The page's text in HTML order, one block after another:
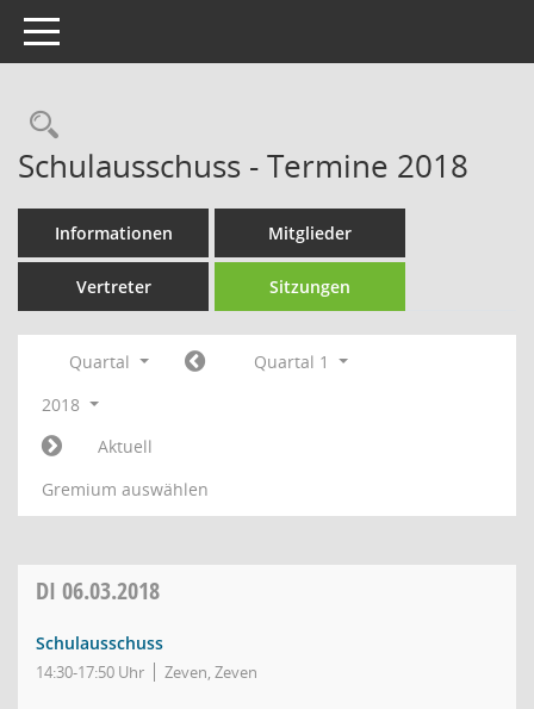
Toggle navigation
Rechercheauswahl
Schulausschuss - Termine 2018
Informationen Mitglieder
Vertreter Sitzungen
Quartal
Quartal 1
2018
Aktuell
Gremium auswählen
DI 06.03.2018
Schulausschuss
14:30-17:50 Uhr Zeven, Zeven